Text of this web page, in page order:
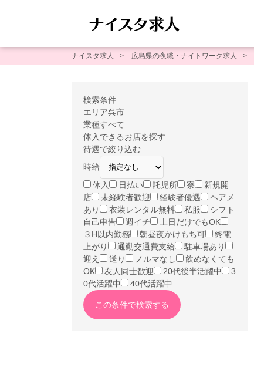
ナイスタ求人 広島県の夜職・ナイトワーク求人
検索条件
エリア呉市
業種すべて
体入できるお店を探す
待遇で絞り込む
時給
体入
日払い 託児所 寮
新規開
店
未経験者歓迎 経験者優遇
ヘアメ
あり
衣装レンタル無料 私服
シフト
自己申告
週イチ
土日だけでもOK
３H以内勤務
朝昼夜かけもち可
終電
上がり
通勤交通費支給
駐車場あり
迎え
送り ノルマなし
飲めなくても
OK
友人同士歓迎 20代後半活躍中
3
0代活躍中
40代活躍中